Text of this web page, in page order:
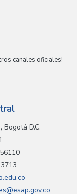
canales oficiales!
D.C.